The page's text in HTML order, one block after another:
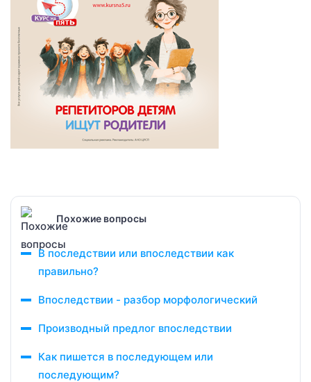
Похожие вопросы
В последствии или впоследствии как
правильно?
Впоследствии - разбор морфологический
Производный предлог впоследствии
Как пишется в последующем или
последующим?